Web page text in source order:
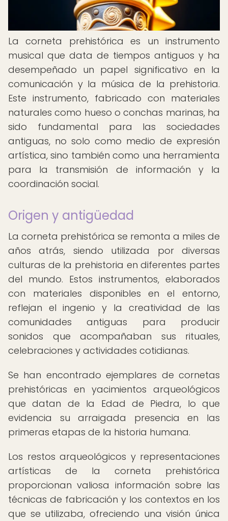
La corneta prehistórica es un instrumento
musical que data de tiempos antiguos y ha
desempeñado un papel significativo en la
comunicación y la música de la prehistoria.
Este instrumento, fabricado con materiales
naturales como hueso o conchas marinas, ha
sido fundamental para las sociedades
antiguas, no solo como medio de expresión
artística, sino también como una herramienta
para la transmisión de información y la
coordinación social.
Origen y antigüedad
La corneta prehistórica se remonta a miles de
años atrás, siendo utilizada por diversas
culturas de la prehistoria en diferentes partes
del mundo. Estos instrumentos, elaborados
con materiales disponibles en el entorno,
reflejan el ingenio y la creatividad de las
comunidades antiguas para producir
sonidos que acompañaban sus rituales,
celebraciones y actividades cotidianas.
Se han encontrado ejemplares de cornetas
prehistóricas en yacimientos arqueológicos
que datan de la Edad de Piedra, lo que
evidencia su arraigada presencia en las
primeras etapas de la historia humana.
Los restos arqueológicos y representaciones
artísticas de la corneta prehistórica
proporcionan valiosa información sobre las
técnicas de fabricación y los contextos en los
que se utilizaba, ofreciendo una visión única